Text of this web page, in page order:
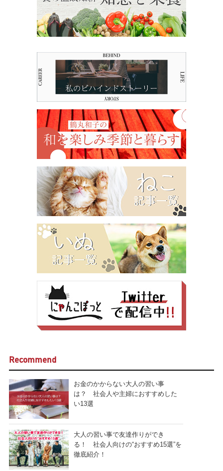
Recommend
お金のかからない大人の習い事
は？ 社会人や主婦におすすめした
い13選
大人の習い事で友達作りができ
る！ 社会人向けの“おすすめ15選”を
徹底紹介！